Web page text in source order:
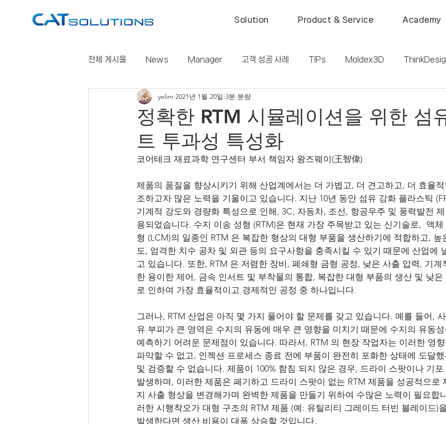
Solution Product & Service Academy
전체 게시물 News Manager 고객 성공 사례 TIPs Moldex3D
CastDesigner 슬기로운생활 Automotive
정확한 RTM 시뮬레이션을 위한 섬
트 투과성 특성화
yelim 2021년 1월 20일 3분 분량
코어테크 재료과학 연구센터 부서 책임자 왕즈웨이(王智偉)
제품의 품질을 향상시키기 위해 산업계에서는 더 가볍고, 더 견고하고, 더 효율
조하고자 많은 노력을 기울이고 있습니다. 지난 10년 동안 섬유 강화 플라스틱
기계적 강도와 경량화 특성으로 인해, 3C, 자동차, 조선, 항공우주 및 풍력발전
용되었습니다. 수지 이송 성형 (RTM)은 현재 가장 주목받고 있는 신기술로,  액체
형 (LCM)의 일종인 RTM 은 복잡한 형상의 대형 부품을 생산하기에 적합하고, 높
도, 엄격한 치수 공차 및 외관 등의 요구사항을 충족시킬 수 있기 때문에 산업에
고 있습니다. 또한, RTM 은 저렴한 장비, 폐쇄형 금형 공정, 낮은 사출 압력, 기계
한 용이한 제어, 금속 인서트 및 부착물의 통합, 복잡한 대형 부품의 생산 및 낮은
로 인하여 가장 효율적이고 경제적인 공정 중 하나입니다.
그러나, RTM 산업은 아직 몇 가지 풀어야 할 문제를 갖고 있습니다. 예를 들어,
유 부피가 큰 영역은 수지의 유동에 매우 큰 영향을 미치기 때문에 수지의 유동
예측하기 어려운 문제점이 있습니다. 따라서, RTM 의 현장 작업자는 이러한 영
파악할 수 없고, 인젝션 프로세스 종료 전에 부품이 완전히 포화한 상태에 도달
및 검증할 수 없습니다. 제품이 100% 함침 되지 않은 경우, 드라이 스팟이나 기포
발생하며, 이러한 제품은 폐기하고 드라이 스팟이 없는 RTM 제품을 성공적으로
지 사출 형상을 변경해가며 완벽한 제품을 만들기 위하여 수많은 노력이 필요합
러한 시행착오가 대형 구조의 RTM 제품 (예: 유틸리티 그레이드 터빈 블레이드)
발생한다면 생산 비용이 대폭 상승할 것입니다.